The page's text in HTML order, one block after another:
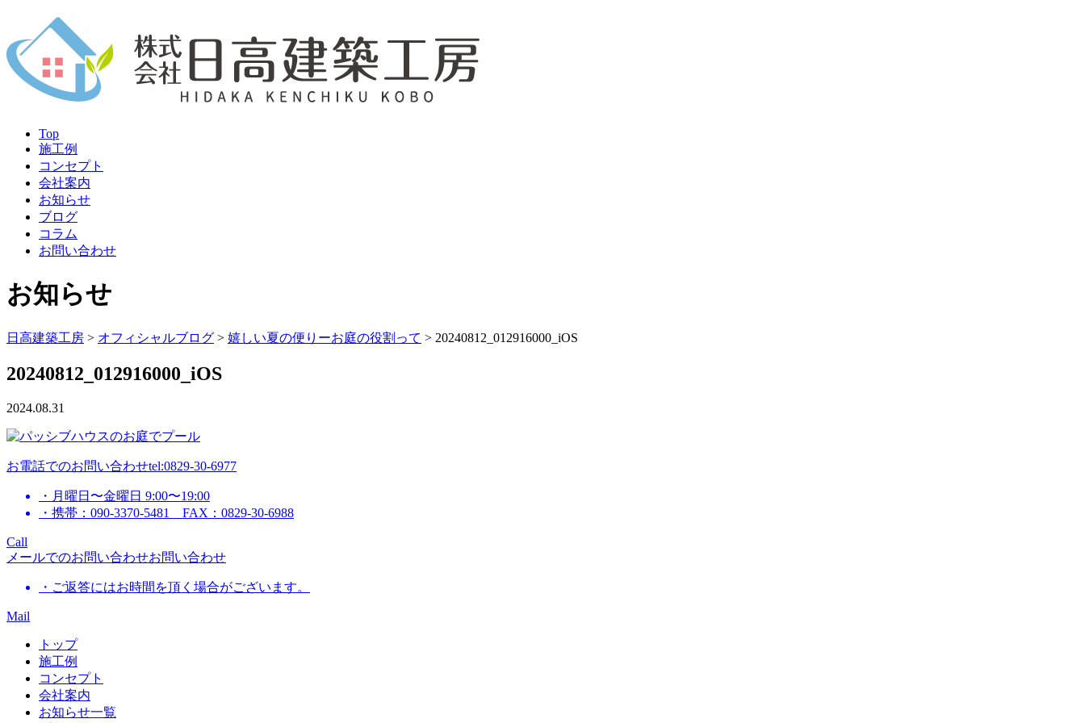
Top
施工例
コンセプト
会社案内
お知らせ
ブログ
コラム
お問い合わせ
お知らせ
日高建築工房 > オフィシャルブログ > 嬉しい夏の便りーお庭の役割って > 20240812_012916000_iOS
20240812_012916000_iOS
2024.08.31
お電話でのお問い合わせtel:0829-30-6977
・月曜日〜金曜日 9:00〜19:00
・携帯：090-3370-5481 FAX：0829-30-6988
Call
メールでのお問い合わせお問い合わせ
・ご返答にはお時間を頂く場合がございます。
Mail
トップ
施工例
コンセプト
会社案内
お知らせ一覧